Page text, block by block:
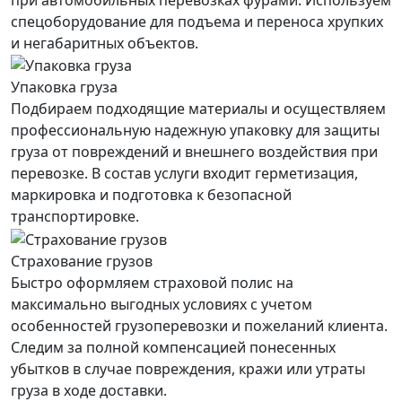
спецоборудование для подъема и переноса хрупких
и негабаритных объектов.
Упаковка груза
Подбираем подходящие материалы и осуществляем
профессиональную надежную упаковку для защиты
груза от повреждений и внешнего воздействия при
перевозке. В состав услуги входит герметизация,
маркировка и подготовка к безопасной
транспортировке.
Страхование грузов
Быстро оформляем страховой полис на
максимально выгодных условиях с учетом
особенностей грузоперевозки и пожеланий клиента.
Следим за полной компенсацией понесенных
убытков в случае повреждения, кражи или утраты
груза в ходе доставки.